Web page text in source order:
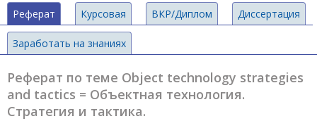
Реферат Курсовая ВКР/Диплом Диссертация
Заработать на знаниях
Реферат по теме Object technology strategies
and tactics = Объектная технология.
Стратегия и тактика.